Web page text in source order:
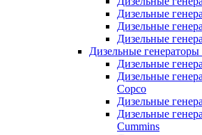
Дизельные
Дизельные
Дизельные
Дизельные
Дизельные
Дизельные
Copco
Дизельные
Дизельные
Cummins